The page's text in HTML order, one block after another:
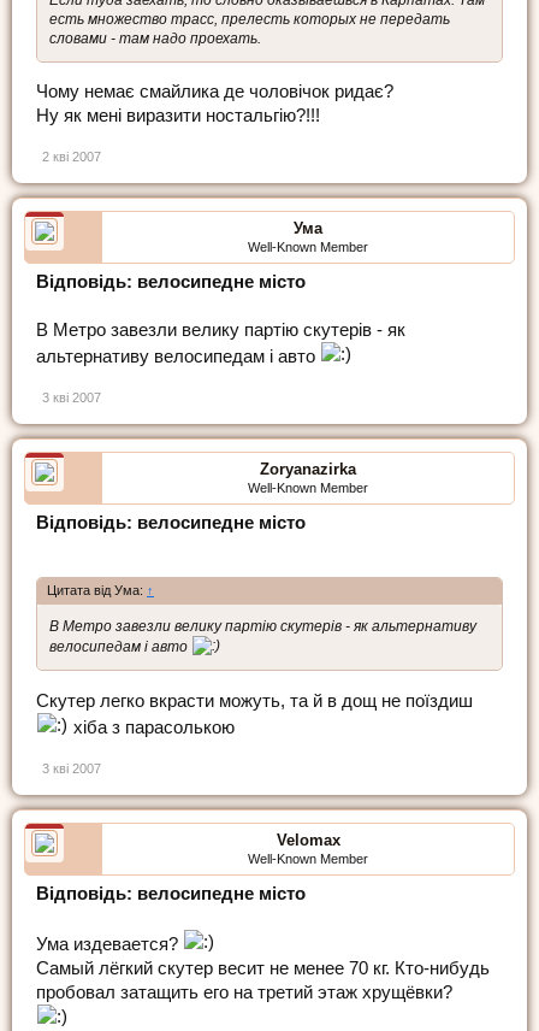
есть множество трасс, прелесть которых не передать
словами - там надо проехать.
Чому немає смайлика де чоловічок ридає?
Ну як мені виразити ностальгію?!!!
2 кві 2007
Ума
Well-Known Member
Відповідь: велосипедне місто
В Метро завезли велику партію скутерів - як
альтернативу велосипедам і авто
3 кві 2007
Zoryanazirka
Well-Known Member
Відповідь: велосипедне місто
Цитата від Ума: ↑
В Метро завезли велику партію скутерів - як альтернативу
велосипедам і авто
Cкутер легко вкрасти можуть, та й в дощ не поїздиш
хіба з парасолькою
3 кві 2007
Velomax
Well-Known Member
Відповідь: велосипедне місто
Ума издевается?
Самый лёгкий скутер весит не менее 70 кг. Кто-нибудь
пробовал затащить его на третий этаж хрущёвки?